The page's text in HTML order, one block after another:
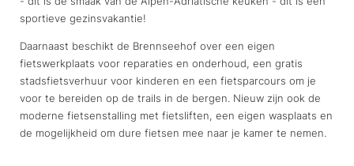
sportieve gezinsvakantie!
Daarnaast beschikt de Brennseehof over een eigen
fietswerkplaats voor reparaties en onderhoud, een gratis
stadsfietsverhuur voor kinderen en een fietsparcours om je
voor te bereiden op de trails in de bergen. Nieuw zijn ook de
moderne fietsenstalling met fietsliften, een eigen wasplaats en
de mogelijkheid om dure fietsen mee naar je kamer te nemen.